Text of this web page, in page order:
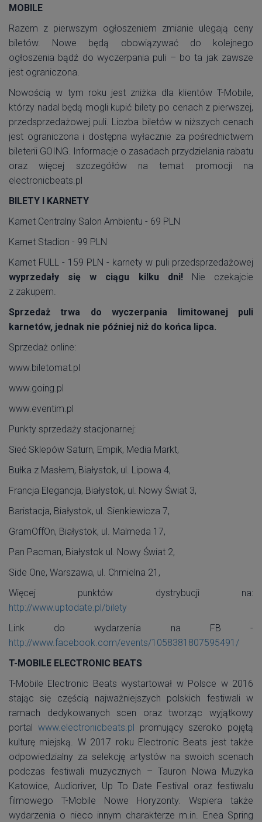
MOBILE
Razem z pierwszym ogłoszeniem zmianie ulegają ceny
biletów. Nowe będą obowiązywać do kolejnego
ogłoszenia bądź do wyczerpania puli – bo ta jak zawsze
jest ograniczona.
Nowością w tym roku jest zniżka dla klientów T-Mobile,
którzy nadal będą mogli kupić bilety po cenach z pierwszej,
przedsprzedażowej puli. Liczba biletów w niższych cenach
jest ograniczona i dostępna wyłacznie za pośrednictwem
bileterii GOING. Informacje o zasadach przydzielania rabatu
oraz więcej szczegółów na temat promocji na
electronicbeats.pl
BILETY I KARNETY
Karnet Centralny Salon Ambientu - 69 PLN
Karnet Stadion - 99 PLN
Karnet FULL - 159 PLN - karnety w puli przedsprzedażowej
wyprzedały się w ciągu kilku dni!Nie czekajcie
z zakupem.
Sprzedaż trwa do wyczerpania limitowanej puli
karnetów, jednak nie później niż do końca lipca.
Sprzedaż online:
www.biletomat.pl
www.going.pl
www.eventim.pl
Punkty sprzedaży stacjonarnej:
Sieć Sklepów Saturn, Empik, Media Markt,
Bułka z Masłem, Białystok, ul. Lipowa 4,
Francja Elegancja, Białystok, ul. Nowy Świat 3,
Baristacja, Białystok, ul. Sienkiewicza 7,
GramOffOn, Białystok, ul. Malmeda 17,
Pan Pacman, Białystok ul. Nowy Świat 2,
Side One, Warszawa, ul. Chmielna 21,
Więcej punktów dystrybucji na:
http://www.uptodate.pl/bilety
Link do wydarzenia na FB -
http://www.facebook.com/events/1058381807595491/
T-MOBILE ELECTRONIC BEATS
T-Mobile Electronic Beats wystartował w Polsce w 2016
stając się częścią najważniejszych polskich festiwali w
ramach dedykowanych scen oraz tworząc wyjątkowy
portal www.electronicbeats.pl
promujący szeroko pojętą
kulturę miejską. W 2017 roku Electronic Beats jest także
odpowiedzialny za selekcję artystów na swoich scenach
podczas festiwali muzycznych – Tauron Nowa Muzyka
Katowice, Audioriver, Up To Date Festival oraz festiwalu
filmowego T-Mobile Nowe Horyzonty. Wspiera także
wydarzenia o nieco innym charakterze m.in. Enea Spring